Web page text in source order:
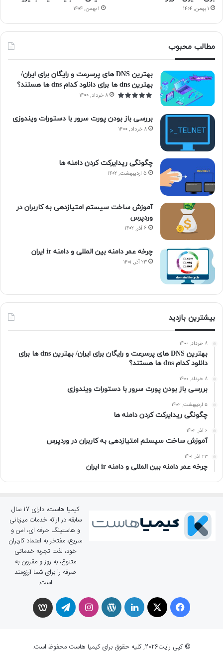
۱ بهمن, ۱۴۰۴ ۱ بهمن, ۱۴۰۴
مطالب محبوب
بهترین DNS های پرسرعت و رایگان برای ایران/
بهترین dns ها برای دانلود کدام dns ها هستند؟
۸ خرداد, ۱۴۰۰
بررسی باز بودن پورت سرور با دستورات ویندوزی
۸ خرداد, ۱۴۰۰
چگونگی ریدایرکت کردن دامنه ها
۵ اردیبهشت, ۱۴۰۲
آموزش ساخت سیستم امتیازدهی به کاربران در
وردپرس
۶ آذر, ۱۴۰۲
چرخه عمر دامنه بین المللی و دامنه ir ایران
۲۳ آذر, ۱۴۰۱
بیشترین بازدید
۸ خرداد, ۱۴۰۰
بهترین DNS های پرسرعت و رایگان برای ایران/ بهترین dns ها برای
دانلود کدام dns ها هستند؟
۸ خرداد, ۱۴۰۰
بررسی باز بودن پورت سرور با دستورات ویندوزی
۵ اردیبهشت, ۱۴۰۲
چگونگی ریدایرکت کردن دامنه ها
۶ آذر, ۱۴۰۲
آموزش ساخت سیستم امتیازدهی به کاربران در وردپرس
۲۳ آذر, ۱۴۰۱
چرخه عمر دامنه بین المللی و دامنه ir ایران
کیمیا هاست، دارای 17 سال
سابقه در ارائه خدمات میزبانی
و هاستینگ حرفه ای، امن و
سریع، مفتخر به اعتماد کاربران
خود، لذت تجربه خدماتی
متنوع، به روز و مقرون به
صرفه را برای شما آرزومند
است.
فیسبوک
X لینکداینوردپرساینستاگرامتلگرام ویسگون
© کپی رایت2026, کلیه حقوق برای کیمیا هاست محفوظ است.